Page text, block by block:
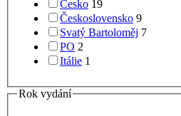
Česko 19
Československo 9
Svatý Bartoloměj 7
PO 2
Itálie 1
Rok vydání